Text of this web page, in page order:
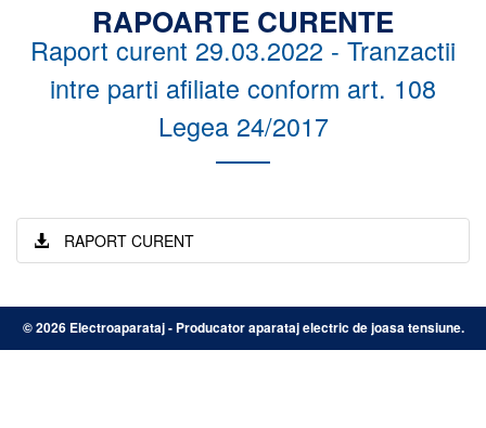
RAPOARTE CURENTE
Raport curent 29.03.2022 - Tranzactii
intre parti afiliate conform art. 108
Legea 24/2017
RAPORT CURENT
©2026 Electroaparataj - Producator aparataj electric de joasa tensiune.